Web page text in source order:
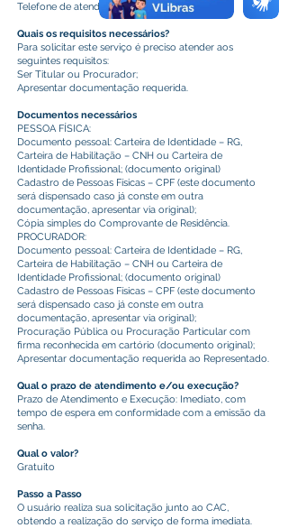
Telefone de atendimento: (68)
Quais os requisitos necessários?
Para solicitar este serviço é preciso atender aos
seguintes requisitos:
Ser Titular ou Procurador;
Apresentar documentação requerida.
Documentos necessários
PESSOA FÍSICA:
Documento pessoal: Carteira de Identidade – RG,
Carteira de Habilitação – CNH ou Carteira de
Identidade Profissional; (documento original)
Cadastro de Pessoas Físicas – CPF (este documento
será dispensado caso já conste em outra
documentação, apresentar via original);
Cópia simples do Comprovante de Residência.
PROCURADOR:
Documento pessoal: Carteira de Identidade – RG,
Carteira de Habilitação – CNH ou Carteira de
Identidade Profissional; (documento original)
Cadastro de Pessoas Físicas – CPF (este documento
será dispensado caso já conste em outra
documentação, apresentar via original);
Procuração Pública ou Procuração Particular com
firma reconhecida em cartório (documento original);
Apresentar documentação requerida ao Representado.
Qual o prazo de atendimento e/ou execução?
Prazo de Atendimento e Execução: Imediato, com
tempo de espera em conformidade com a emissão da
senha.
Qual o valor?
Gratuito
Passo a Passo
O usuário realiza sua solicitação junto ao CAC,
obtendo a realização do serviço de forma imediata.